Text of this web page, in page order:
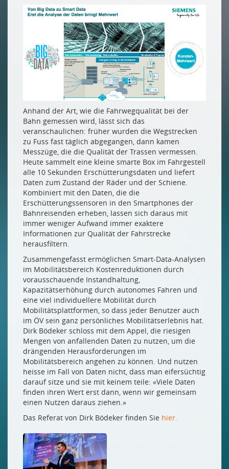
Anhand der Art, wie die Fahrwegqualität bei der
Bahn gemessen wird, lässt sich das
veranschaulichen: früher wurden die Wegstrecken
zu Fuss fast täglich abgegangen, dann kamen
Messzüge, die die Qualität der Trassen vermessen.
Heute sammelt eine kleine smarte Box im Fahrgestell
alle 10 Sekunden Erschütterungsdaten und liefert
Daten zum Zustand der Räder und der Schiene.
Kombiniert mit den Daten, die die
Erschütterungssensoren in den Smartphones der
Bahnreisenden erheben, lassen sich daraus mit
immer weniger Aufwand immer exaktere
Informationen zur Qualität der Fahrstrecke
herausfiltern.
Zusammengefasst ermöglichen Smart-Data-Analysen
im Mobilitätsbereich Kostenreduktionen durch
vorausschauende Instandhaltung,
Kapazitätserhöhung durch autonomes Fahren und
eine viel individuellere Mobilität durch
Mobilitätsplattformen, so dass jeder Benutzer auch
im ÖV sein ganz persönliches Mobilitätserlebnis hat.
Dirk Bödeker schloss mit dem Appel, die riesigen
Mengen von anfallenden Daten zu nutzen, um die
drängenden Herausforderungen im
Mobilitätsbereich angehen zu können. Und nutzen
heisse im Fall von Daten nicht, dass man eifersüchtig
darauf sitze und sie mit keinem teile: «Viele Daten
finden ihren Wert erst dann, wenn wir gemeinsam
einen Nutzen daraus ziehen.»
Das Referat von Dirk Bödeker finden Sie hier.